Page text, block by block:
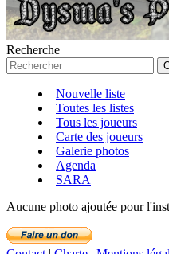
Recherche
Nouvelle liste
Toutes les listes
Tous les joueurs
Carte des joueurs
Galerie photos
Agenda
SARA
Aucune photo ajoutée pour